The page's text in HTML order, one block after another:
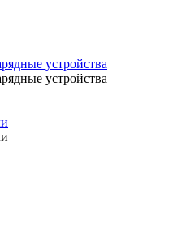
устройства
устройства